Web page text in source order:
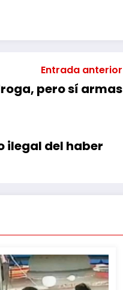
Entrada anterior
pero sí armas
ilegal del haber